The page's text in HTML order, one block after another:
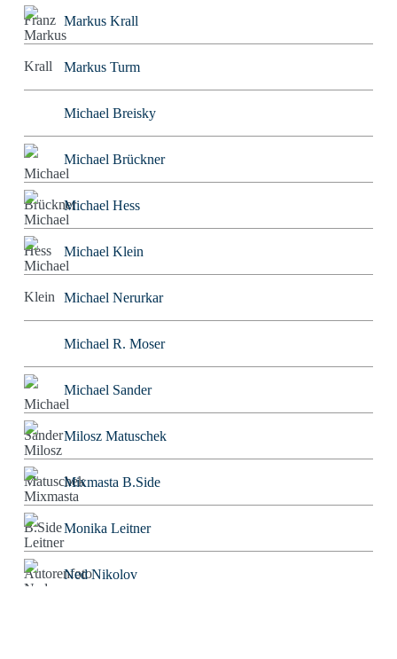
Markus Krall
Markus Turm
Michael Breisky
Michael Brückner
Michael Hess
Michael Klein
Michael Nerurkar
Michael R. Moser
Michael Sander
Milosz Matuschek
Mixmasta B.Side
Monika Leitner
Ned Nikolov